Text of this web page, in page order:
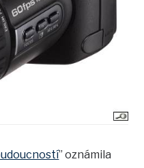
” oznámila